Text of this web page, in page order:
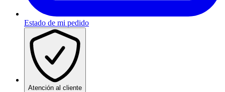
Estado de mi pedido
Atención al cliente